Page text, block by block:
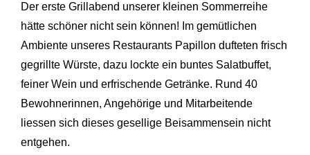
Der erste Grillabend unserer kleinen Sommerreihe
hätte schöner nicht sein können! Im gemütlichen
Ambiente unseres Restaurants Papillon dufteten frisch
gegrillte Würste, dazu lockte ein buntes Salatbuffet,
feiner Wein und erfrischende Getränke. Rund 40
Bewohnerinnen, Angehörige und Mitarbeitende
liessen sich dieses gesellige Beisammensein nicht
entgehen.